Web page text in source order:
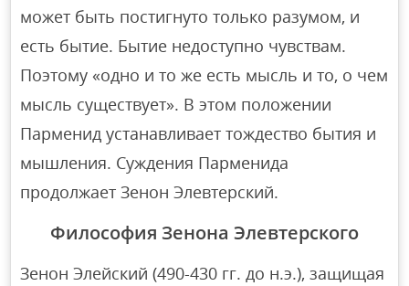
может быть постигнуто только разумом, и
есть бытие. Бытие недоступно чувствам.
Поэтому «одно и то же есть мысль и то, о чем
мысль существует». В этом положении
Парменид устанавливает тождество бытия и
мышления. Суждения Парменида
продолжает Зенон Элевтерский.
Философия Зенона Элевтерского
Зенон Элейский (490-430 гг. до н.э.), защищая